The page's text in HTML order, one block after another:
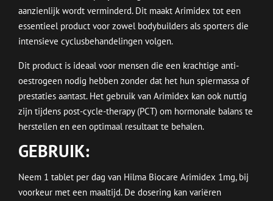
aanzienlijk wordt verminderd. Dit maakt Arimidex tot een
essentieel product voor zowel bodybuilders als sporters die
intensieve cyclusbehandelingen volgen.
Dit product is ideaal voor mensen die een krachtige anti-
oestrogeen nodig hebben zonder dat het hun spiermassa of
prestaties aantast. Het gebruik van Arimidex kan ook nuttig
zijn tijdens post-cycle-therapy (PCT) om hormonale balans te
herstellen en een optimaal resultaat te behalen.
GEBRUIK:
Neem 1 tablet per dag van Hilma Biocare Arimidex 1mg, bij
voorkeur met een maaltijd. De dosering kan variëren